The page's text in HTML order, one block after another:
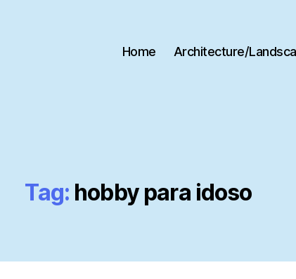
Home Architecture/
Tag: hobby para idoso